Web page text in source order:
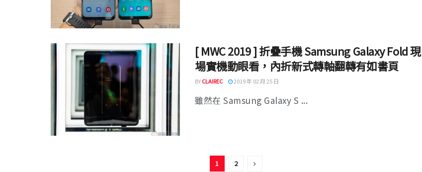
[ MWC 2019 ] 折疊手機 Samsung Galaxy Fold 現
場實機動眼看，內折新式轉軸翻轉有如書頁
BYCLAIREC 2019 年 02 月 25 日
雖然在 Samsung Galaxy S ...
1 2